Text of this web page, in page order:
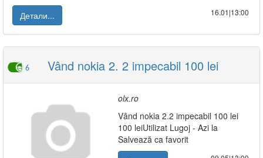
Детали...
16.01|13:00
6 Vând nokia 2. 2 impecabil 100 lei
olx.ro
Vând nokia 2.2 impecabil 100 lei
100 leiUtilizat Lugoj - Azi la
Salvează ca favorit